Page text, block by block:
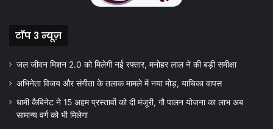
टॉप 3 न्यूज़
जल जीवन मिशन 2.0 को मिलेगी नई रफ्तार, मनोहर लाल ने की बड़ी समीक्षा
अभिनेता विजय और संगीता के तलाक मामले में नया मोड़, याचिका वापस
धामी कैबिनेट ने 15 अहम प्रस्तावों को दी मंजूरी, गौ पालन योजना का लाभ अब
सामान्य वर्ग को भी मिलेगा